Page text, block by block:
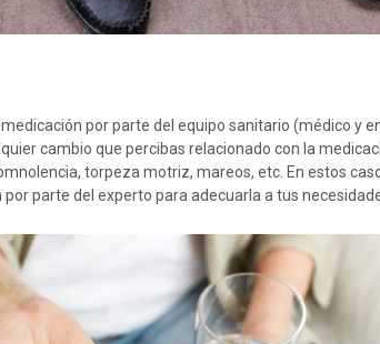
por parte del equipo sanitario (médico y
cambio que percibas relacionado con la
torpeza motriz, mareos, etc. En estos
parte del experto para adecuarla a tus